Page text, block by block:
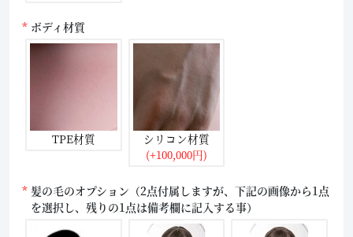
ボディ材質
TPE材質
シリコン材質
(+100,000円)
髪の毛のオプション（2点付属しますが、下記の画像から1点
を選択し、残りの1点は備考欄に記入する事）